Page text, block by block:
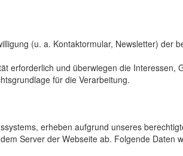
(u. a. Kontaktormular, Newsletter) der
erforderlich und überwiegen die Interessen,
für die Verarbeitung.
erheben aufgrund unseres
Server der Webseite ab. Folgende Daten